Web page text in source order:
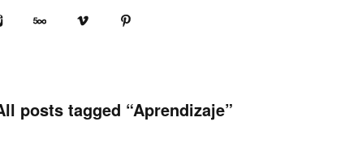
posts tagged “Aprendizaje”